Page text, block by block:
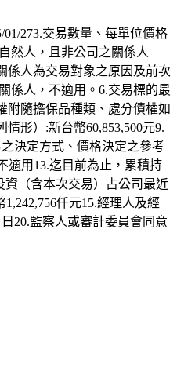
273.交易數量、每單位價格
然人，且非公司之關係人
係人為交易對象之原因及前次
係人，不適用。6.交易標的最
附隨擔保品種類、處分債權如
形）:新台幣60,853,500元9.
決定方式、價格決定之參考
適用13.迄目前為止，累積持
資（含本次交易）占公司最近
仟元15.經理人及經
20.監察人或審計委員會同意